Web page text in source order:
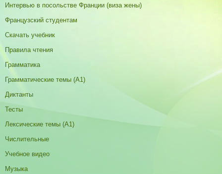
Интервью в посольстве Франции (виза жены)
Французский студентам
Скачать учебник
Правила чтения
Грамматика
Грамматические темы (A1)
Диктанты
Тесты
Лексические темы (А1)
Числительные
Учебное видео
Музыка